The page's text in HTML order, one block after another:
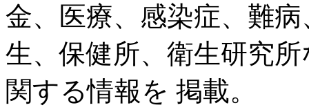
金、医療、感染症、難
生、保健所、衛生研究
関する情報を 掲載。